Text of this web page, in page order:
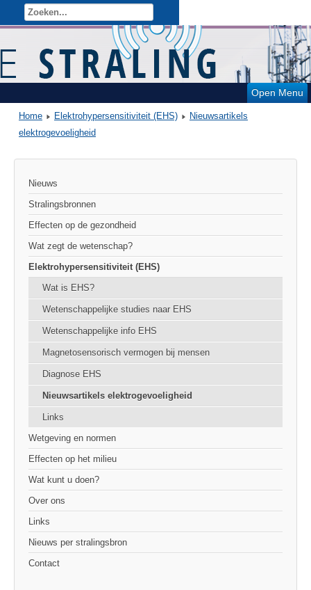
Open Menu
Home Elektrohypersensitiviteit (EHS)
Nieuwsartikels
elektrogevoeligheid
Nieuws
Stralingsbronnen
Effecten op de gezondheid
Wat zegt de wetenschap?
Elektrohypersensitiviteit (EHS)
Wat is EHS?
Wetenschappelijke studies naar EHS
Wetenschappelijke info EHS
Magnetosensorisch vermogen bij mensen
Diagnose EHS
Nieuwsartikels elektrogevoeligheid
Links
Wetgeving en normen
Effecten op het milieu
Wat kunt u doen?
Over ons
Links
Nieuws per stralingsbron
Contact